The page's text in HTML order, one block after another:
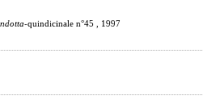
-quindicinale n°45 , 1997